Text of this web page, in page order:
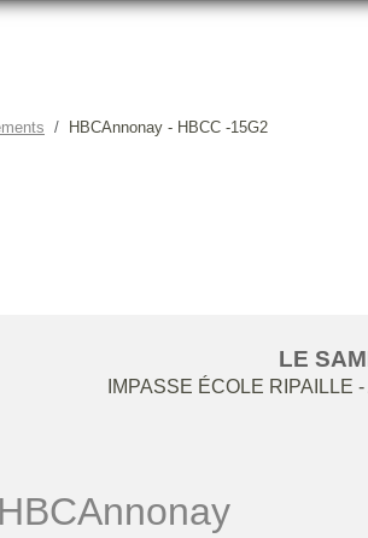
HBCAnnonay - HBCC -15G2
LE
IMPASSE ÉCOLE RIPAILLE
HBCAnnonay